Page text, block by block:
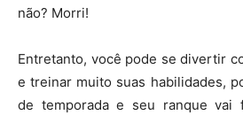
não? Morri!
Entretanto, você pode se divertir
e treinar muito suas habilidades,
de temporada e seu ranque vai